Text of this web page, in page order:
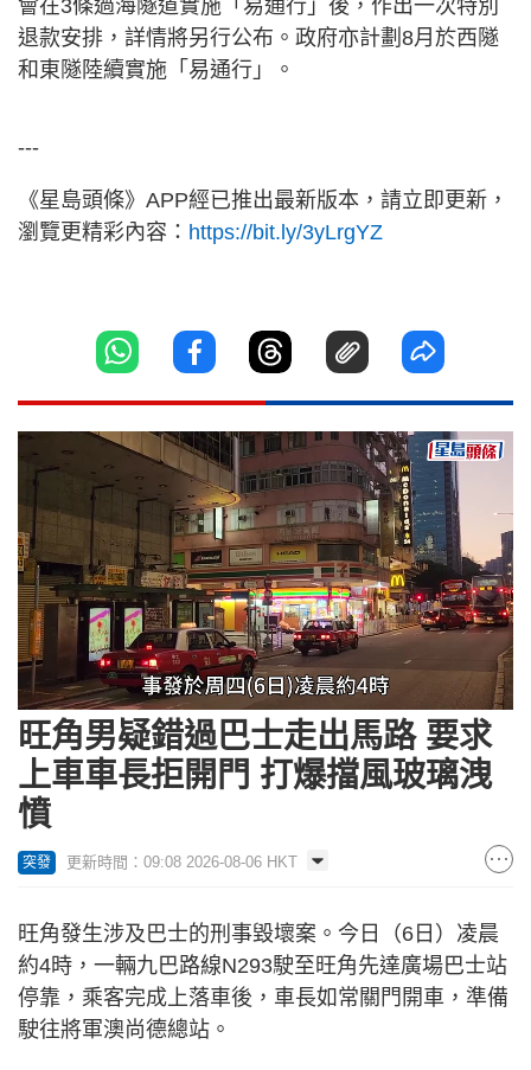
會在3條過海隧道實施「易通行」後，作出一次特別
退款安排，詳情將另行公布。政府亦計劃8月於西隧
和東隧陸續實施「易通行」。
---
《星島頭條》APP經已推出最新版本，請立即更新，
瀏覽更精彩內容： https://bit.ly/3yLrgYZ
Unmute Loaded:
87.36%
旺角男疑錯過巴士走出馬路 要求
上車車長拒開門 打爆擋風玻璃洩
憤
突發 更新時間：09:08 2026-08-06 HKT
旺角發生涉及巴士的刑事毀壞案。今日（6日）凌晨
約4時，一輛九巴路線N293駛至旺角先達廣場巴士站
停靠，乘客完成上落車後，車長如常關門開車，準備
駛往將軍澳尚德總站。